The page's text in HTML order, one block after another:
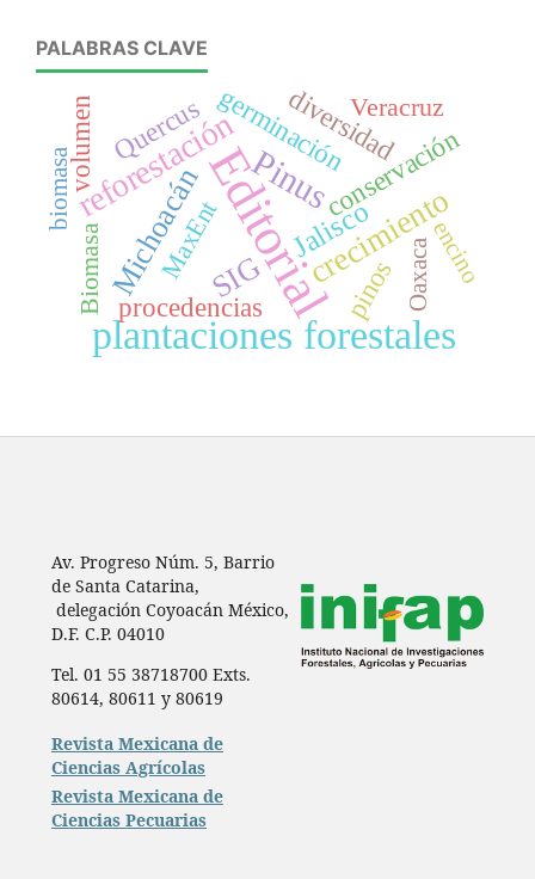
PALABRAS CLAVE
Editorial
plantaciones forestales
Pinus
reforestación
crecimiento
MichoacánSIG
Jalisco
conservación
germinación
procedencias
diversidad
volumen
pinos
Quercus
MaxEnt
Biomasa
Veracruz
Oaxaca
biomasa
encino
Av. Progreso Núm. 5, Barrio
de Santa Catarina,
delegación Coyoacán México,
D.F. C.P. 04010
Tel. 01 55 38718700 Exts.
80614, 80611 y 80619
Revista Mexicana de
Ciencias Agrícolas
Revista Mexicana de
Ciencias Pecuarias